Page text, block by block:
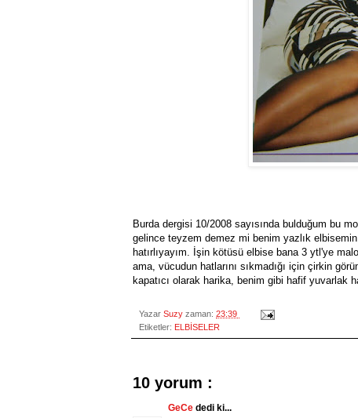
Burda dergisi 10/2008 sayısında bulduğum bu
gelince teyzem demez mi benim yazlık
hatırlıyayım. İşin kötüsü elbise bana 3 ytl'ye
ama, vücudun hatlarını sıkmadığı için çirkin
kapatıcı olarak harika, benim gibi hafif yuvarlak
Yazar Suzy zaman: 23:39
Etiketler: ELBİSELER
10 yorum :
GeCe dedi ki...